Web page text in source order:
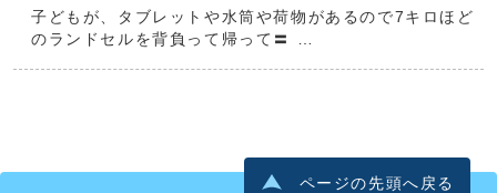
子どもが、タブレットや水筒や荷物があるので7キロほど
のランドセルを背負って帰って〓 …
ページの先頭へ戻る